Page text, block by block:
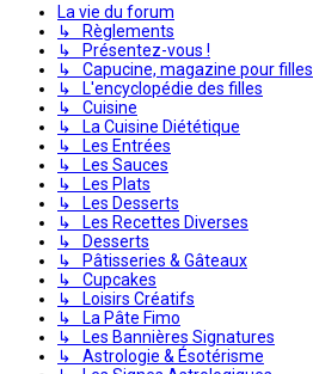
La vie du forum
↳ Règlements
↳ Présentez-vous !
↳ Capucine, magazine pour filles
↳ L'encyclopédie des filles
↳ Cuisine
↳ La Cuisine Diététique
↳ Les Entrées
↳ Les Sauces
↳ Les Plats
↳ Les Desserts
↳ Les Recettes Diverses
↳ Desserts
↳ Pâtisseries & Gâteaux
↳ Cupcakes
↳ Loisirs Créatifs
↳ La Pâte Fimo
↳ Les Bannières Signatures
↳ Astrologie & Ésotérisme